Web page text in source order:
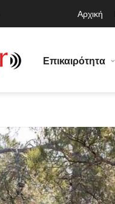
Αρχική
Επικαιρότητα